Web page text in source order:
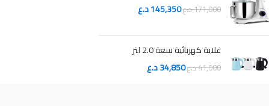
171,000د.ع145,350د.ع
غلاية كهربائية سعة 2.0 لتر
41,000د.ع34,850د.ع